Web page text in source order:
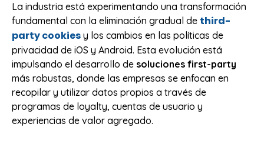
La industria está experimentando una transformación
fundamental con la eliminación gradual de third-
party cookies y los cambios en las políticas de
privacidad de iOS y Android. Esta evolución está
impulsando el desarrollo de soluciones first-party
más robustas, donde las empresas se enfocan en
recopilar y utilizar datos propios a través de
programas de loyalty, cuentas de usuario y
experiencias de valor agregado.